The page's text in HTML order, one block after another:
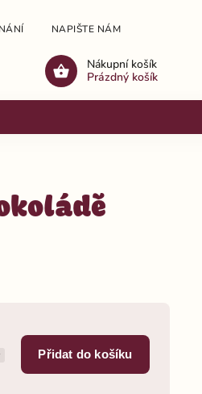
NAPIŠTE NÁM
Nákupní košík
Prázdný košík
Přidat do košíku